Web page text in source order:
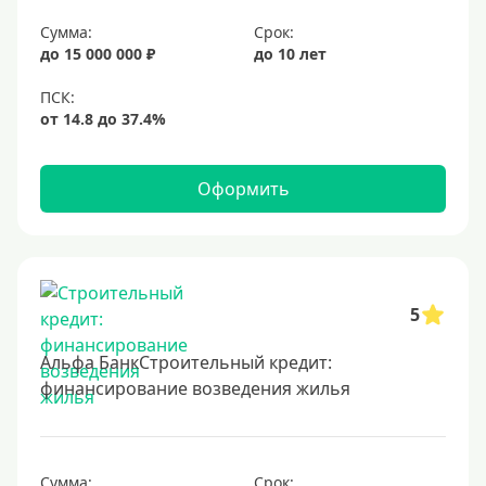
Долгосрочные
Год
3 года
4 года
6 лет
8 лет
9 лет
Сумма:
до 15 000 000 ₽
Срок:
до 10 лет
Оформить
5
Альфа БанкСтроительный кредит:
финансирование возведения жилья